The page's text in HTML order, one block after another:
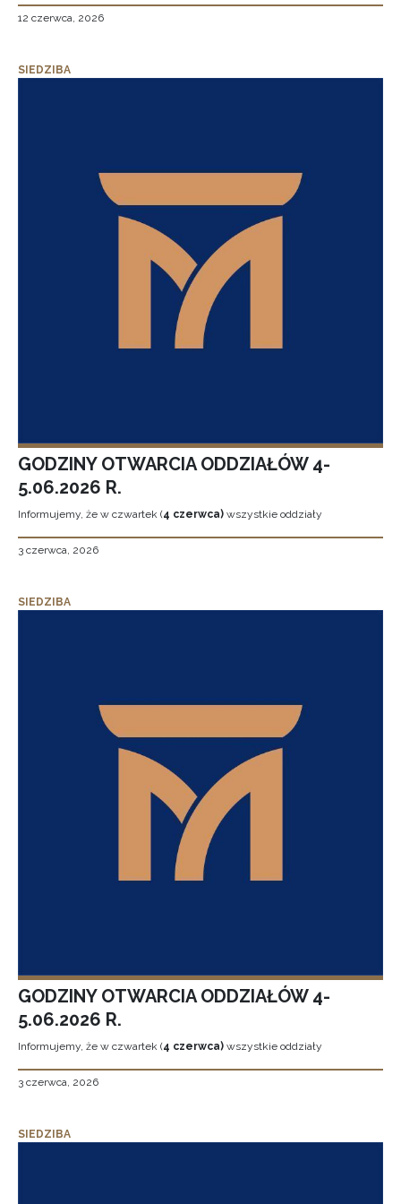
12 czerwca, 2026
SIEDZIBA
GODZINY OTWARCIA ODDZIAŁÓW 4-
5.06.2026 R.
Informujemy, że w czwartek (4 czerwca) wszystkie oddziały
3 czerwca, 2026
SIEDZIBA
GODZINY OTWARCIA ODDZIAŁÓW 4-
5.06.2026 R.
Informujemy, że w czwartek (4 czerwca) wszystkie oddziały
3 czerwca, 2026
SIEDZIBA